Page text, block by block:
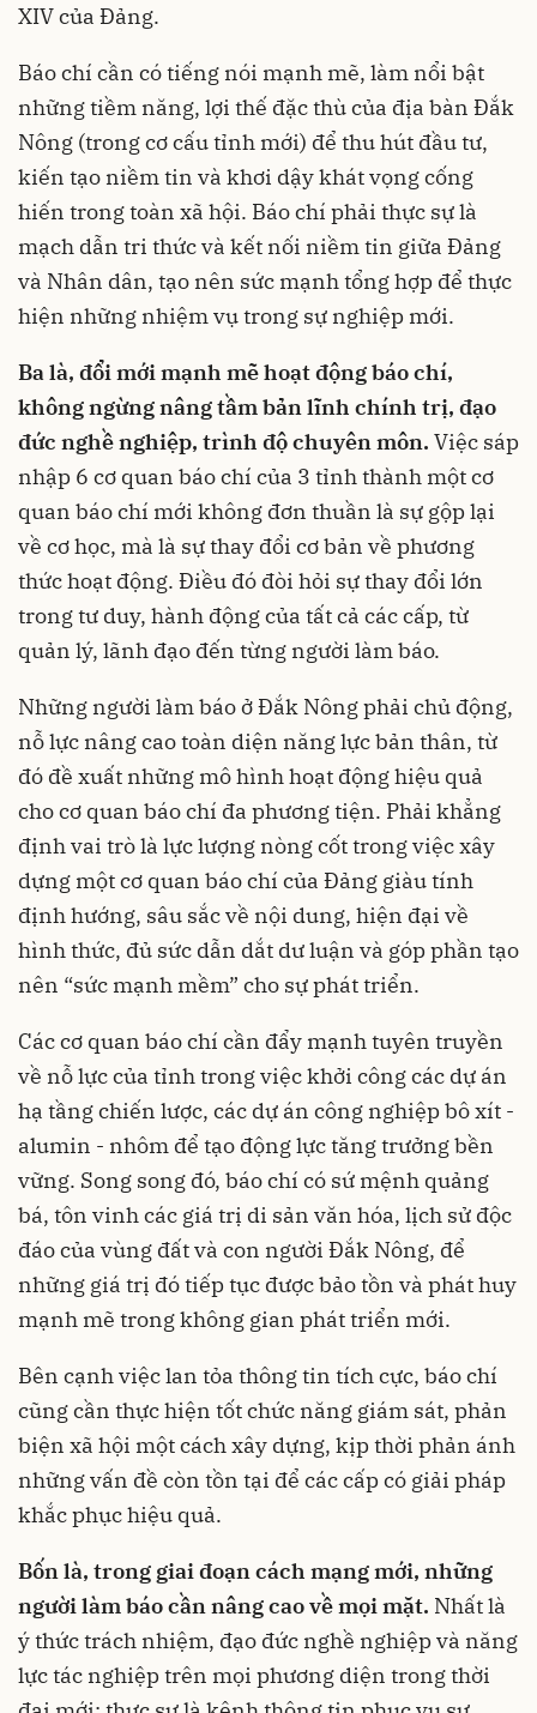
XIV của Đảng.
Báo chí cần có tiếng nói mạnh mẽ, làm nổi bật
những tiềm năng, lợi thế đặc thù của địa bàn Đắk
Nông (trong cơ cấu tỉnh mới) để thu hút đầu tư,
kiến tạo niềm tin và khơi dậy khát vọng cống
hiến trong toàn xã hội. Báo chí phải thực sự là
mạch dẫn tri thức và kết nối niềm tin giữa Đảng
và Nhân dân, tạo nên sức mạnh tổng hợp để thực
hiện những nhiệm vụ trong sự nghiệp mới.
Ba là, đổi mới mạnh mẽ hoạt động báo chí,
không ngừng nâng tầm bản lĩnh chính trị, đạo
đức nghề nghiệp, trình độ chuyên môn. Việc sáp
nhập 6 cơ quan báo chí của 3 tỉnh thành một cơ
quan báo chí mới không đơn thuần là sự gộp lại
về cơ học, mà là sự thay đổi cơ bản về phương
thức hoạt động. Điều đó đòi hỏi sự thay đổi lớn
trong tư duy, hành động của tất cả các cấp, từ
quản lý, lãnh đạo đến từng người làm báo.
Những người làm báo ở Đắk Nông phải chủ động,
nỗ lực nâng cao toàn diện năng lực bản thân, từ
đó đề xuất những mô hình hoạt động hiệu quả
cho cơ quan báo chí đa phương tiện. Phải khẳng
định vai trò là lực lượng nòng cốt trong việc xây
dựng một cơ quan báo chí của Đảng giàu tính
định hướng, sâu sắc về nội dung, hiện đại về
hình thức, đủ sức dẫn dắt dư luận và góp phần tạo
nên “sức mạnh mềm” cho sự phát triển.
Các cơ quan báo chí cần đẩy mạnh tuyên truyền
về nỗ lực của tỉnh trong việc khởi công các dự án
hạ tầng chiến lược, các dự án công nghiệp bô xít -
alumin - nhôm để tạo động lực tăng trưởng bền
vững. Song song đó, báo chí có sứ mệnh quảng
bá, tôn vinh các giá trị di sản văn hóa, lịch sử độc
đáo của vùng đất và con người Đắk Nông, để
những giá trị đó tiếp tục được bảo tồn và phát huy
mạnh mẽ trong không gian phát triển mới.
Bên cạnh việc lan tỏa thông tin tích cực, báo chí
cũng cần thực hiện tốt chức năng giám sát, phản
biện xã hội một cách xây dựng, kịp thời phản ánh
những vấn đề còn tồn tại để các cấp có giải pháp
khắc phục hiệu quả.
Bốn là, trong giai đoạn cách mạng mới, những
người làm báo cần nâng cao về mọi mặt. Nhất là
ý thức trách nhiệm, đạo đức nghề nghiệp và năng
lực tác nghiệp trên mọi phương diện trong thời